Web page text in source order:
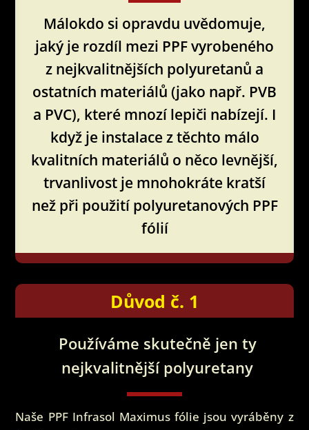
Málokdo si opravdu uvědomuje,
jaký je rozdíl mezi PPF vyrobeného
z nejkvalitnějších polyuretanů a
ostatních materiálů (jako např. PVB
a PVC), které mnozí lepiči nabízejí. I
když je instalace z těchto málo
kvalitních materiálů o něco levnější,
trvanlivost je mnohokráte kratší
než při použití polyuretanových PPF
fólií
Důvod č. 1
Používáme skutečně jen ty
nejkvalitnější polyuretany
Naše PPF Infrasol Maximus fólie jsou vyráběny z